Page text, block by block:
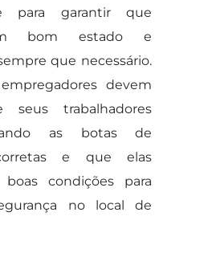
para garantir que
bom estado e
que necessário.
devem
seus trabalhadores
as botas de
e que elas
condições para
no local de